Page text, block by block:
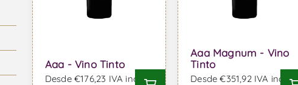
Aaa - Vino Tinto
Desde €176,23 IVA incl.
Aaa Magnum - Vino
Tinto
Desde €351,92 IVA incl.